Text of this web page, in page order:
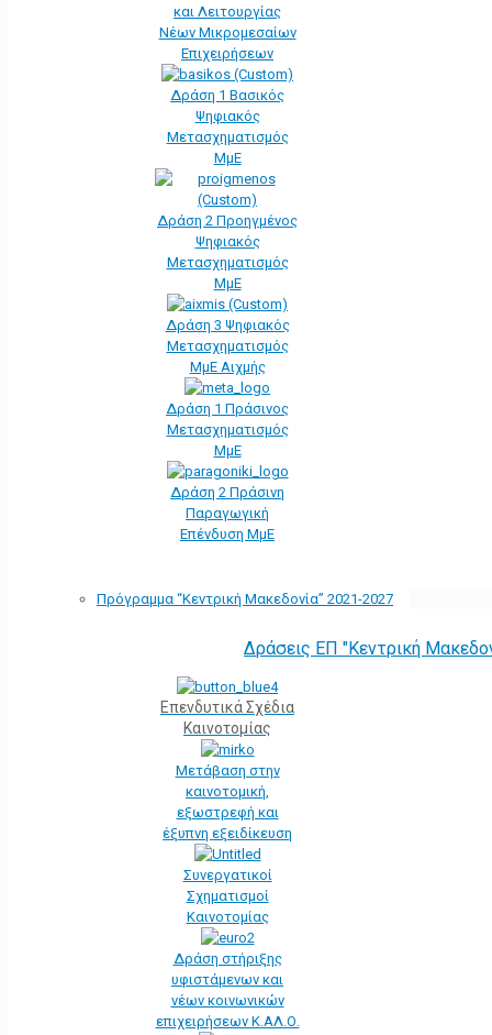
και Λειτουργίας
Νέων Μικρομεσαίων
Επιχειρήσεων
Δράση 1 Βασικός
Ψηφιακός
Μετασχηματισμός
ΜμΕ
Δράση 2 Προηγμένος
Ψηφιακός
Μετασχηματισμός
ΜμΕ
Δράση 3 Ψηφιακός
Μετασχηματισμός
ΜμΕ Αιχμής
Δράση 1 Πράσινος
Μετασχηματισμός
ΜμΕ
Δράση 2 Πράσινη
Παραγωγική
Επένδυση ΜμΕ
Πρόγραμμα “Κεντρική Μακεδονία” 2021-2027
Δράσεις ΕΠ "Κεντρική
Επενδυτικά Σχέδια
Καινοτομίας
Μετάβαση στην
καινοτομική,
εξωστρεφή και
έξυπνη εξειδίκευση
Συνεργατικοί
Σχηματισμοί
Καινοτομίας
Δράση στήριξης
υφιστάμενων και
νέων κοινωνικών
επιχειρήσεων Κ.ΑΛ.Ο.